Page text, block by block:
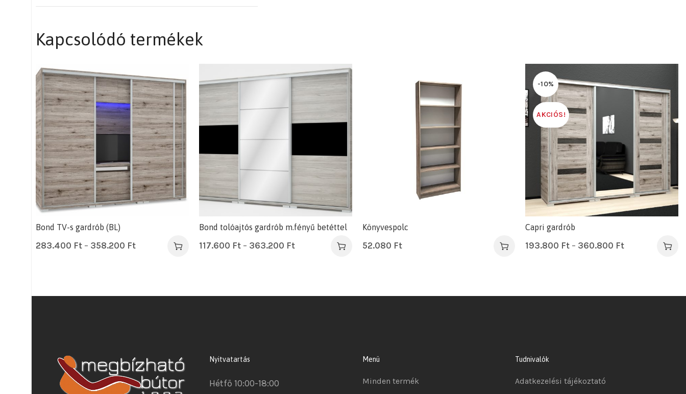
Kapcsolódó termékek
Bond TV-s gardrób (BL)
283.400 Ft – 358.200 Ft
Bond tolóajtós gardrób m.fényű betéttel
117.600 Ft – 363.200 Ft
Könyvespolc
52.080 Ft
-10%
AKCIÓS!
Capri gardrób
193.800 Ft – 360.800 Ft
Nyitvatartás
Hétfő 10:00-18:00
Menü
Minden termék
Tudnivalók
Adatkezelési tájékoztató